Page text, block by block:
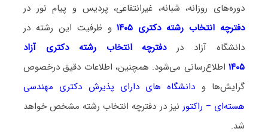
دوره‌های روزانه، شبانه، غیرانتفاعی، پردیس و پیام نور در
دفترچه انتخاب رشته دکتری ۱۴۰۵
و ظرفیت این رشته در
دانشگاه آزاد دردفترچه انتخاب رشته دکتری آزاد
۱۴۰۵ اطلاع‌رسانی می‌شود. همچنین، اطلاعات دقیق درخصوص
گرایش‌ها و دانشگاه‌ های دارای پذیرش دکتری مهندسی
هسته‌ای – راکتور نیز در دفترچه انتخاب رشته مشخص خواهد
شد.